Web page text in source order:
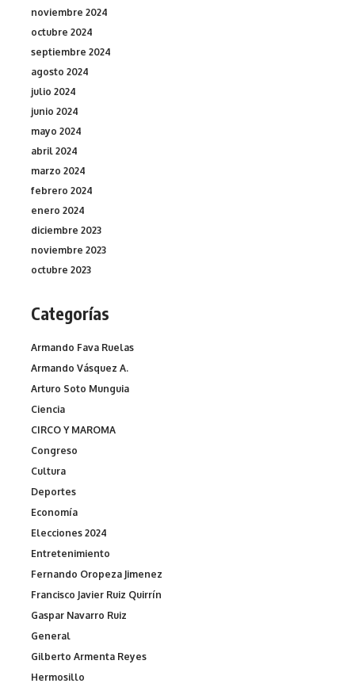
noviembre 2024
octubre 2024
septiembre 2024
agosto 2024
julio 2024
junio 2024
mayo 2024
abril 2024
marzo 2024
febrero 2024
enero 2024
diciembre 2023
noviembre 2023
octubre 2023
Categorías
Armando Fava Ruelas
Armando Vásquez A.
Arturo Soto Munguia
Ciencia
CIRCO Y MAROMA
Congreso
Cultura
Deportes
Economía
Elecciones 2024
Entretenimiento
Fernando Oropeza Jimenez
Francisco Javier Ruiz Quirrín
Gaspar Navarro Ruiz
General
Gilberto Armenta Reyes
Hermosillo